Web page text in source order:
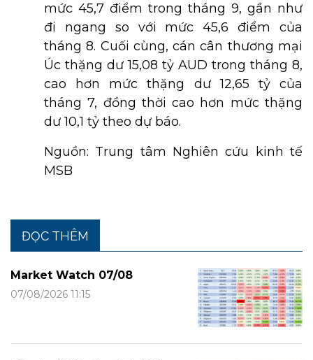
mức 45,7 điểm trong tháng 9, gần như
đi ngang so với mức 45,6 điểm của
tháng 8. Cuối cùng, cán cân thương mại
Úc thặng dư 15,08 tỷ AUD trong tháng 8,
cao hơn mức thặng dư 12,65 tỷ của
tháng 7, đồng thời cao hơn mức thặng
dư 10,1 tỷ theo dự báo.
Nguồn: Trung tâm Nghiên cứu kinh tế
MSB
ĐỌC THÊM
Market Watch 07/08
07/08/2026 11:15